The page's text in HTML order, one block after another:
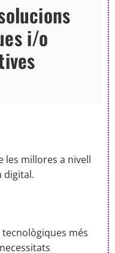
i/o
les millores a nivell
digital.
més